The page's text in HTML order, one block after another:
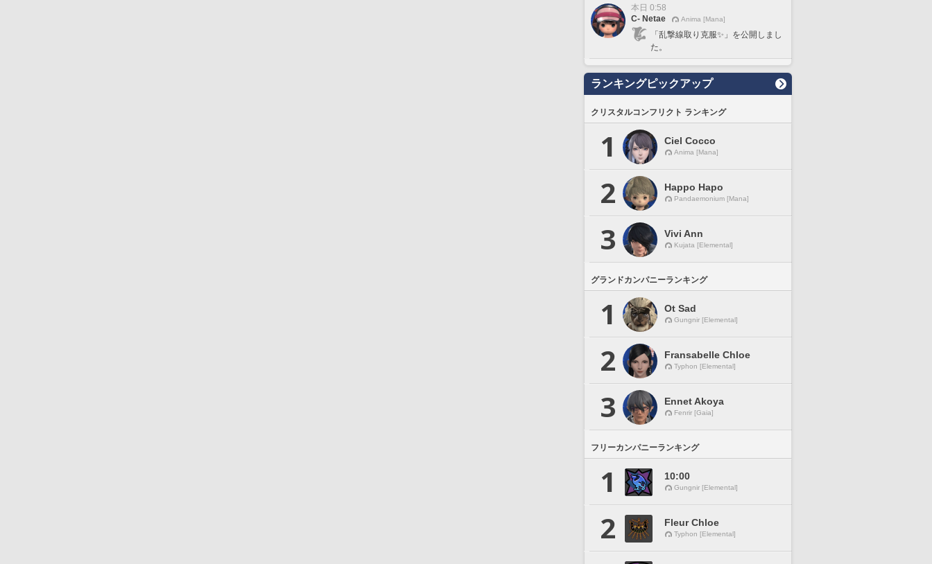
本日 0:58
C- Netae
Anima [Mana]
「乱撃線取り克服✨」を公開しまし
た。
ランキングピックアップ
クリスタルコンフリクト ランキング
1 Ciel Cocco
Anima [Mana]
2 Happo Hapo
Pandaemonium [Mana]
3 Vivi Ann
Kujata [Elemental]
グランドカンパニーランキング
1 Ot Sad
Gungnir [Elemental]
2 Fransabelle Chloe
Typhon [Elemental]
3 Ennet Akoya
Fenrir [Gaia]
フリーカンパニーランキング
1 10:00
Gungnir [Elemental]
2 Fleur Chloe
Typhon [Elemental]